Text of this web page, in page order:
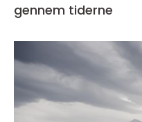
gennem tiderne